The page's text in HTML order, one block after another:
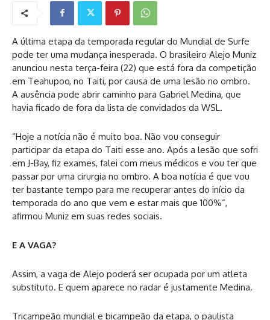
A última etapa da temporada regular do Mundial de Surfe
pode ter uma mudança inesperada. O brasileiro Alejo Muniz
anunciou nesta terça-feira (22) que está fora da competição
em Teahupoo, no Taiti, por causa de uma lesão no ombro.
A ausência pode abrir caminho para Gabriel Medina, que
havia ficado de fora da lista de convidados da WSL.
“Hoje a notícia não é muito boa. Não vou conseguir
participar da etapa do Taiti esse ano. Após a lesão que sofri
em J-Bay, fiz exames, falei com meus médicos e vou ter que
passar por uma cirurgia no ombro. A boa notícia é que vou
ter bastante tempo para me recuperar antes do início da
temporada do ano que vem e estar mais que 100%”,
afirmou Muniz em suas redes sociais.
E A VAGA?
Assim, a vaga de Alejo poderá ser ocupada por um atleta
substituto. E quem aparece no radar é justamente Medina.
Tricampeão mundial e bicampeão da etapa, o paulista